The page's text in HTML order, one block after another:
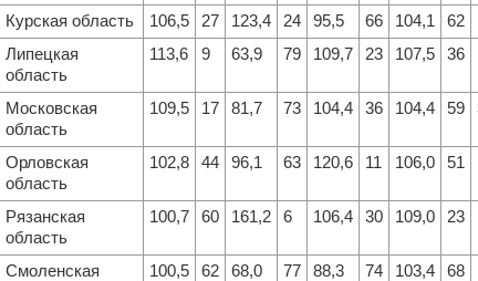
Курская область 106,5 27 123,4 24 95,5 66 104,1 62
Липецкая
область
113,6 9 63,9 79 109,7 23 107,5 36
Московская
область
109,5 17 81,7 73 104,4 36 104,4 59
Орловская
область
102,8 44 96,1 63 120,6 11 106,0 51
Рязанская
область
100,7 60 161,2 6 106,4 30 109,0 23
Смоленская
100,5 62 68,0 77 88,3 74 103,4 68